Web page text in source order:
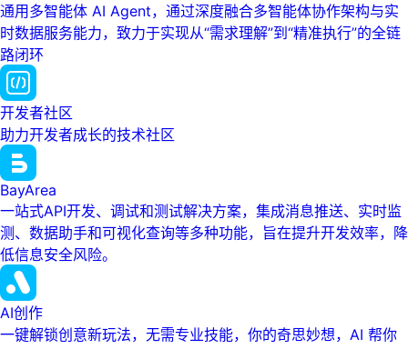
通用多智能体 AI Agent，通过深度融合多智能体协作架构与实
时数据服务能力，致力于实现从“需求理解”到“精准执行”的全链
路闭环
开发者社区
助力开发者成长的技术社区
BayArea
一站式API开发、调试和测试解决方案，集成消息推送、实时监
测、数据助手和可视化查询等多种功能，旨在提升开发效率，降
低信息安全风险。
AI创作
一键解锁创意新玩法，无需专业技能，你的奇思妙想，AI 帮你